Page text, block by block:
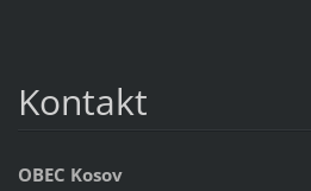
Kontakt
OBEC Kosov